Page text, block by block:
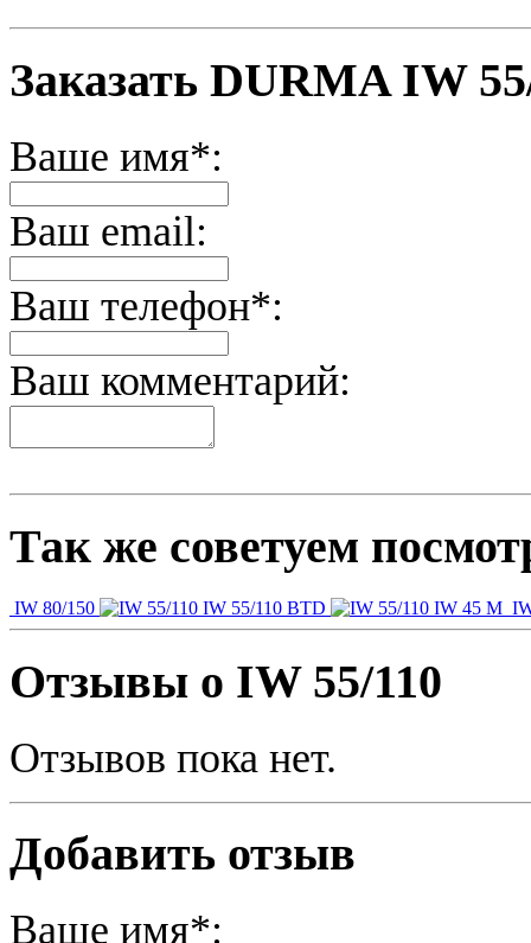
Заказать DURMA IW
Ваше имя*:
Ваш email:
Ваш телефон*:
Ваш комментарий:
Так же советуем
IW 80/150 IW 55/110 BTD IW 45 М
Отзывы о IW 55/110
Отзывов пока нет.
Добавить отзыв
Ваше имя*: